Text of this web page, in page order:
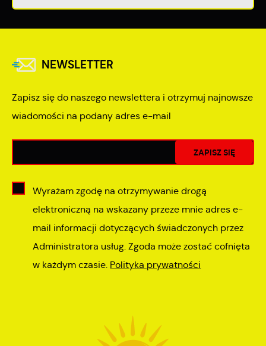
NEWSLETTER
Zapisz się do naszego newslettera i otrzymuj najnowsze
wiadomości na podany adres e-mail
Wyrażam zgodę na otrzymywanie drogą
elektroniczną na wskazany przeze mnie adres e-
mail informacji dotyczących świadczonych przez
Administratora usług. Zgoda może zostać cofnięta
w każdym czasie. Polityka prywatności